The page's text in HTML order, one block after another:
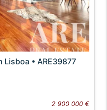
• ARE39877
2 900 000 €